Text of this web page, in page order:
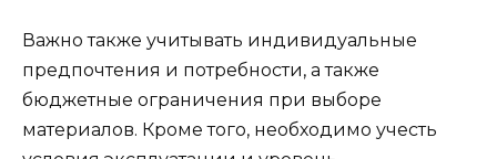
Важно также учитывать индивидуальные
предпочтения и потребности, а также
бюджетные ограничения при выборе
материалов. Кроме того, необходимо учесть